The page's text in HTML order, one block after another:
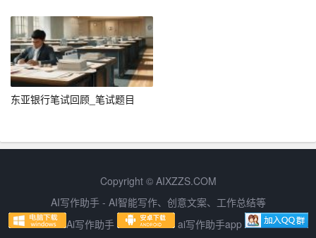
等。此外，我也会积极寻求外部资源，如参加行业论坛、
加入专业社群等。
在具体行动上，我计划每月至少读一本专业书籍，每季度
参加一次行业培训，每年完成一项重要项目。通过这些具
五、风险评估与应对
当然，任何规划都存在一定的风险。在职业生涯规划中，
我可能面临的最大风险是行业变动和职业瓶颈。为了应对
这些风险，我会保持敏锐的市场洞察力，及时调整自己的
职业方向。同时，我也会不断学习新知识、新技能，提升
东亚银行笔试回顾_笔试题目
Copyright © AIXZZS.COM
AI写作助手 - AI智能写作、创意文案、工作总结等
Ai写作助手
ai写作助手app